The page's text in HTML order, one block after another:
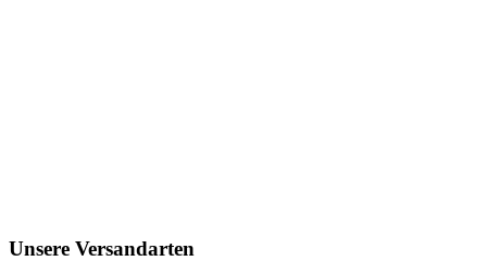
Unsere Versandarten